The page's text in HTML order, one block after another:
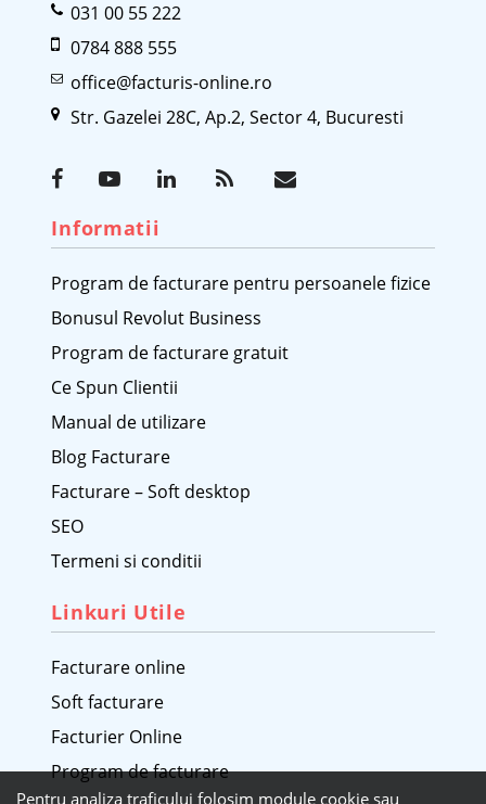
031 00 55 222
0784 888 555
office@facturis-online.ro
Str. Gazelei 28C, Ap.2, Sector 4, Bucuresti
Informatii
Program de facturare pentru persoanele fizice
Bonusul Revolut Business
Program de facturare gratuit
Ce Spun Clientii
Manual de utilizare
Blog Facturare
Facturare – Soft desktop
SEO
Termeni si conditii
Linkuri Utile
Facturare online
Soft facturare
Facturier Online
Program de facturare
Pentru analiza traficului folosim module cookie sau